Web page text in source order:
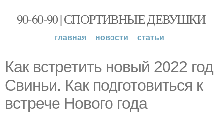
90-60-90 | СПОРТИВНЫЕ ДЕВУШКИ
главная новости статьи
Как встретить новый 2022 год
Свиньи. Как подготовиться к
встрече Нового года